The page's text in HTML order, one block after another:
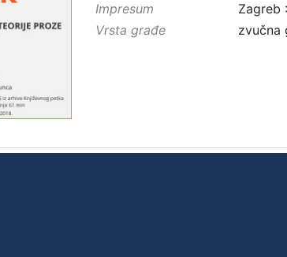
Impresum
Zagreb
Vrsta građe
zvučna